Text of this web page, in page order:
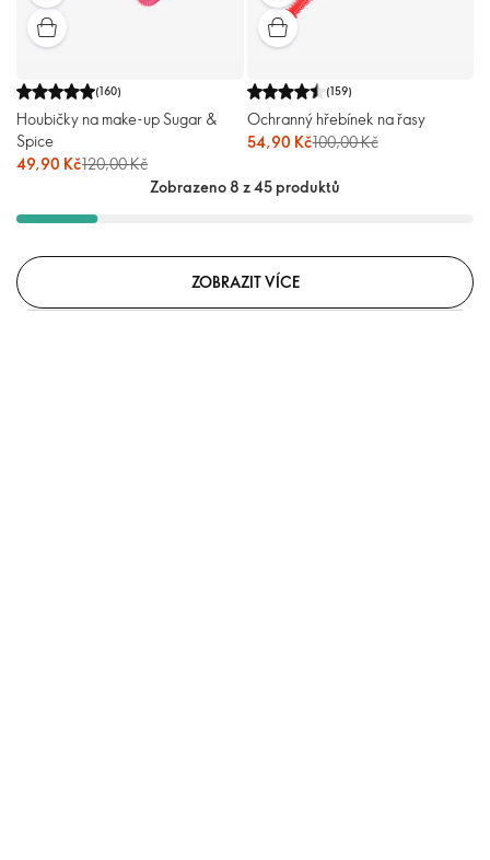
(160)
Houbičky na make-up Sugar &
Spice
49,90 Kč120,00 Kč
(159)
Ochranný hřebínek na řasy
54,90 Kč100,00 Kč
Zobrazeno 8 z 45 produktů
ZOBRAZIT VÍCE